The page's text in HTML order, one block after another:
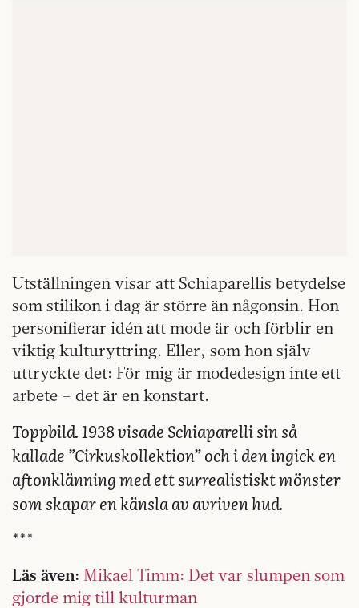
Utställningen visar att Schiaparellis betydelse
som stilikon i dag är större än någonsin. Hon
personifierar idén att mode är och förblir en
viktig kulturyttring. Eller, som hon själv
uttryckte det: För mig är modedesign inte ett
arbete – det är en konstart.
Toppbild. 1938 visade Schiaparelli sin så
kallade ”Cirkuskollektion” och i den ingick en
aftonklänning med ett surrealistiskt mönster
som skapar en känsla av avriven hud.
***
Läs även: Mikael Timm: Det var slumpen som
gjorde mig till kulturman